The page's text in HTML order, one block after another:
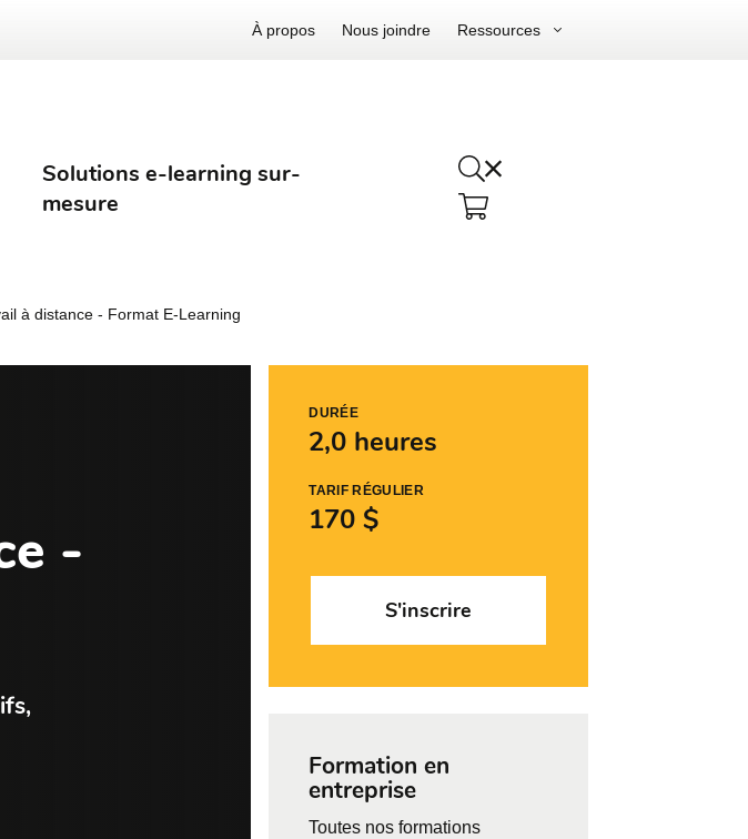
À propos Nous joindre Ressources
Solutions e-learning sur-
mesure
à distance - Format E-Learning
-
DURÉE
2,0 heures
TARIF RÉGULIER
170 $
S'inscrire
Formation en
entreprise
Toutes nos formations